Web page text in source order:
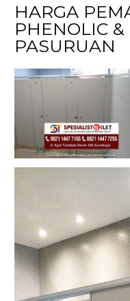
HARGA
PHENOLIC &
PASURUAN